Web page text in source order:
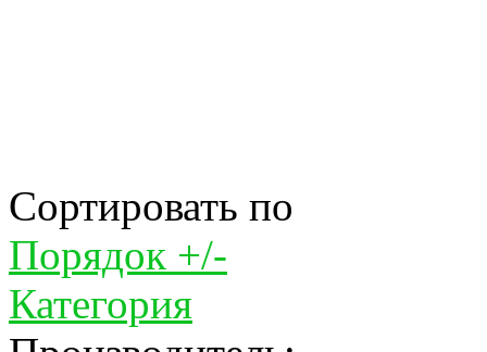
Сортировать по
Порядок +/-
Категория